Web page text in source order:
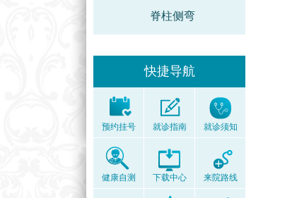
脊柱侧弯
快捷导航
预约挂号 就诊指南 就诊须知
健康自测 下载中心 来院路线